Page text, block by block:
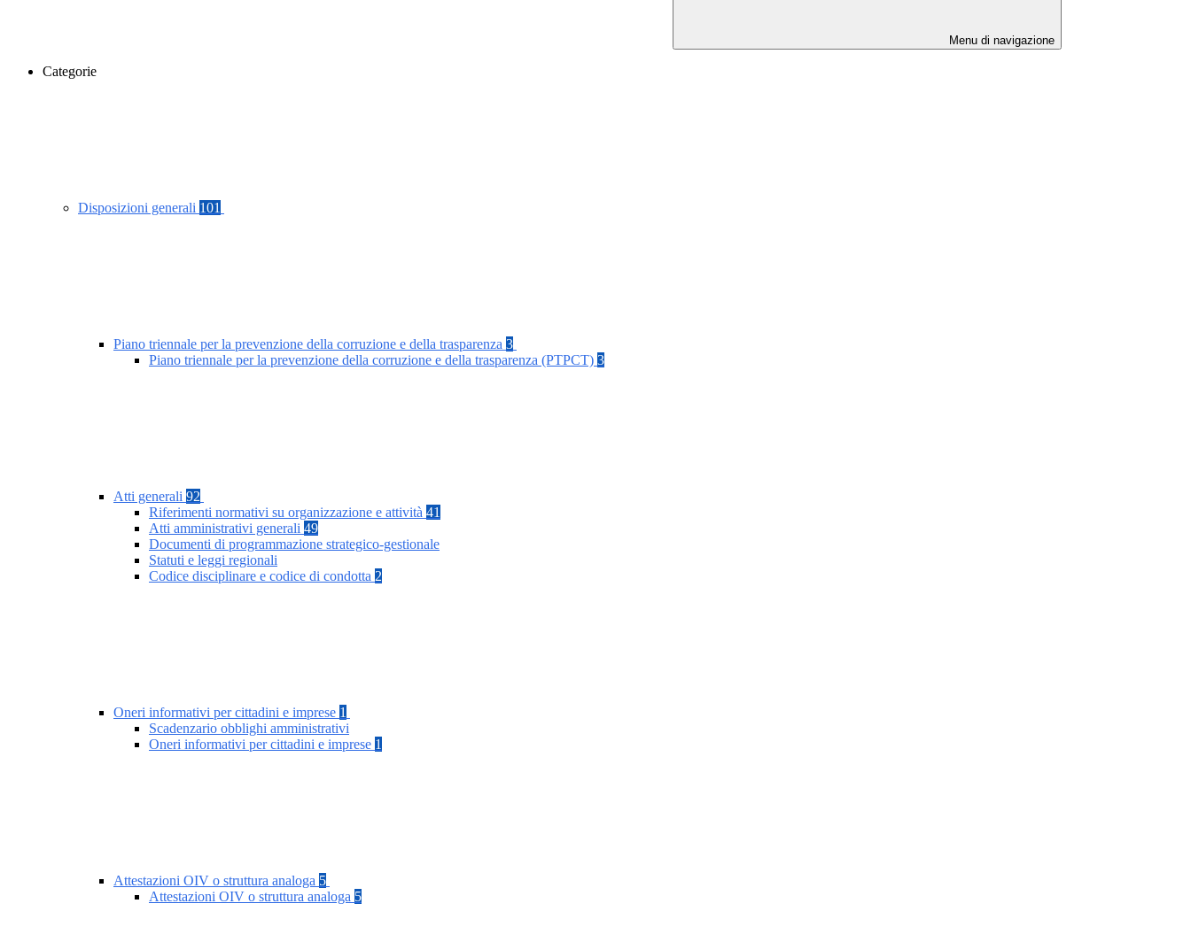
Menu di navigazione
Categorie
Disposizioni generali 101
Piano triennale per la prevenzione della corruzione e della trasparenza 3
Piano triennale per la prevenzione della corruzione e della trasparenza (PTPCT) 3
Atti generali 92
Riferimenti normativi su organizzazione e attività 41
Atti amministrativi generali 49
Documenti di programmazione strategico-gestionale
Statuti e leggi regionali
Codice disciplinare e codice di condotta 2
Oneri informativi per cittadini e imprese 1
Scadenzario obblighi amministrativi
Oneri informativi per cittadini e imprese 1
Attestazioni OIV o struttura analoga 5
Attestazioni OIV o struttura analoga 5